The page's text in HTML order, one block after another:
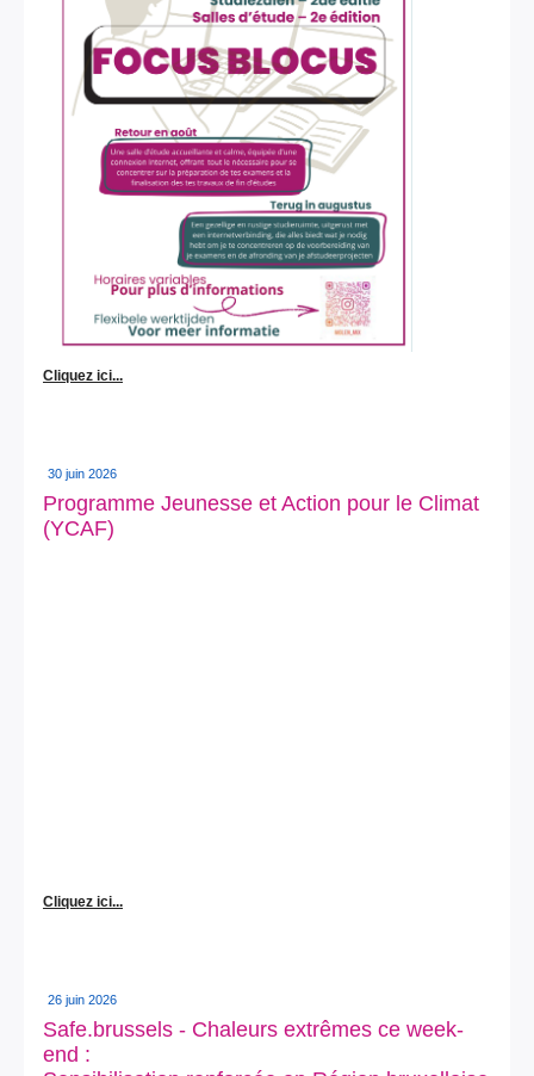
Cliquez ici...
30 juin 2026
Programme Jeunesse et Action pour le Climat
(YCAF)
Cliquez ici...
26 juin 2026
Safe.brussels - Chaleurs extrêmes ce week-
end :